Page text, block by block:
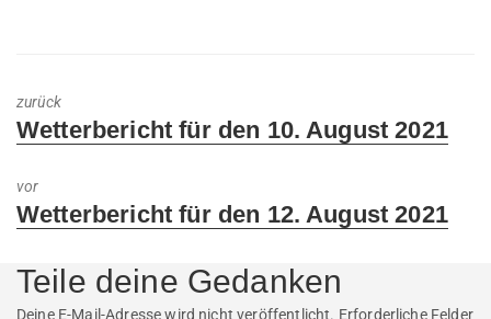
zurück
Previous
Wetterbericht für den 10. August 2021
vor
Next
Wetterbericht für den 12. August 2021
Teile deine Gedanken
Deine E-Mail-Adresse wird nicht veröffentlicht. Erforderliche Felder